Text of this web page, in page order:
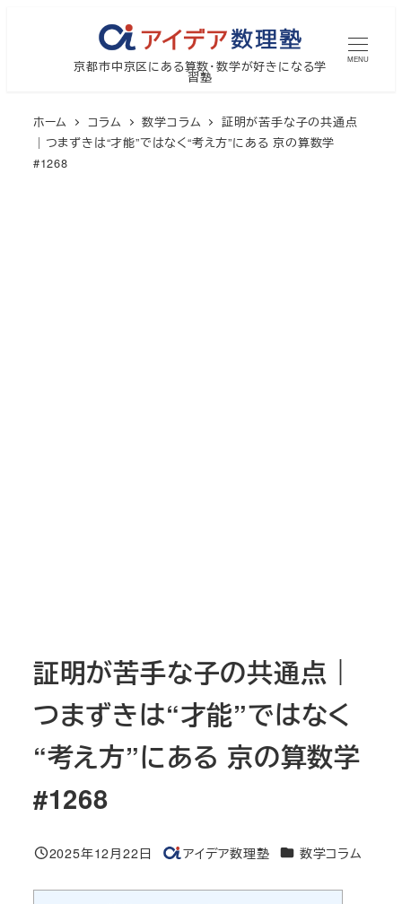
京都市中京区にある算数・数学が好きになる学
習塾
MENU
ホーム コラム 数学コラム
証明が苦手な子の共通点
｜つまずきは“才能”ではなく“考え方”にある 京の算数学
#1268
証明が苦手な子の共通点｜
つまずきは“才能”ではなく
“考え方”にある 京の算数学
#1268
投稿日
2025年12月22日
著
アイデア数理塾 カテゴリー
数学コラム